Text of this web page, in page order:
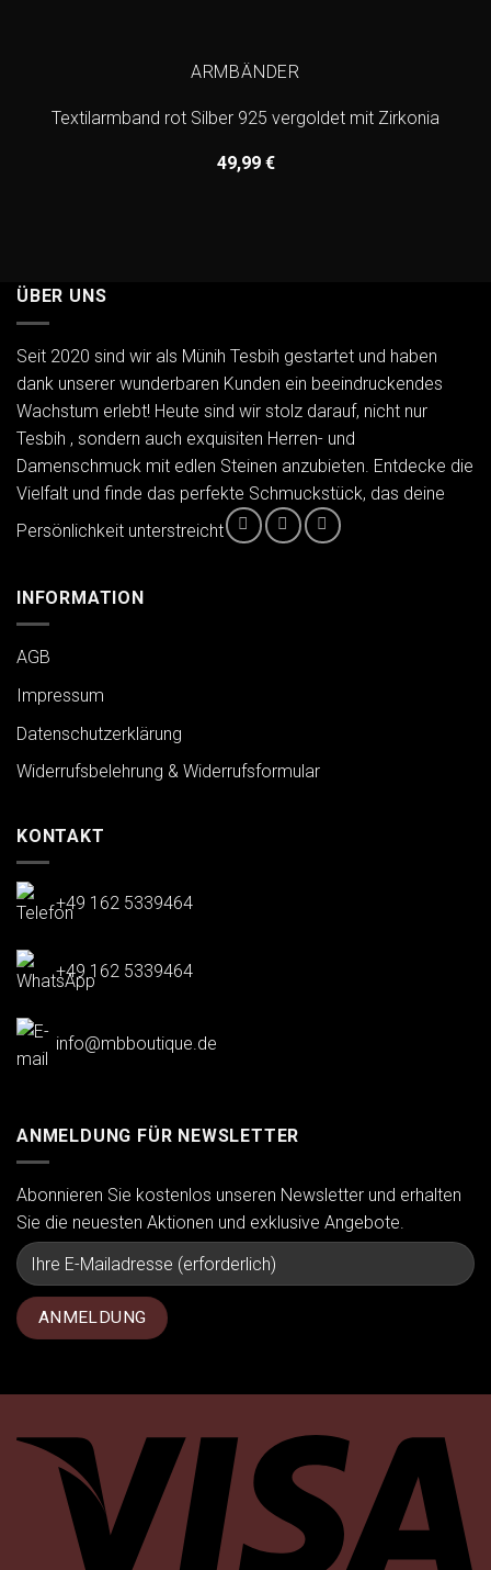
ARMBÄNDER
Textilarmband rot Silber 925 vergoldet mit Zirkonia
49,99 €
ÜBER UNS
Seit 2020 sind wir als Münih Tesbih gestartet und haben
dank unserer wunderbaren Kunden ein beeindruckendes
Wachstum erlebt! Heute sind wir stolz darauf, nicht nur
Tesbih , sondern auch exquisiten Herren- und
Damenschmuck mit edlen Steinen anzubieten. Entdecke die
Vielfalt und finde das perfekte Schmuckstück, das deine
Persönlichkeit unterstreicht
INFORMATION
AGB
Impressum
Datenschutzerklärung
Widerrufsbelehrung & Widerrufsformular
KONTAKT
+49 162 5339464
+49 162 5339464
info@mbboutique.de
ANMELDUNG FÜR NEWSLETTER
Abonnieren Sie kostenlos unseren Newsletter und erhalten
Sie die neuesten Aktionen und exklusive Angebote.